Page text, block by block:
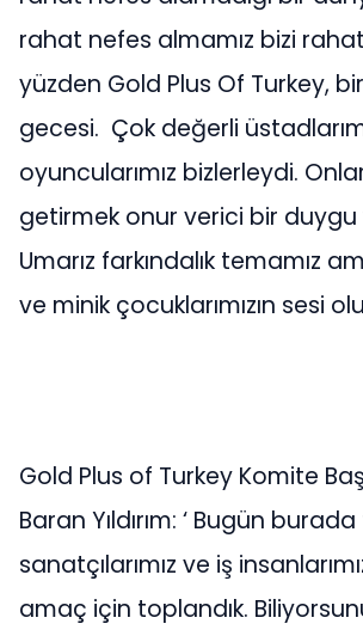
rahat nefes almamız bizi
yüzden Gold Plus Of Turkey,
gecesi. Çok değerli
oyuncularımız bizlerleydi.
getirmek onur verici bir duygu
Umarız farkındalık temamız
ve minik çocuklarımızın sesi
Gold Plus of Turkey Komite
Baran Yıldırım: ‘ Bugün
sanatçılarımız ve iş
amaç için toplandık.